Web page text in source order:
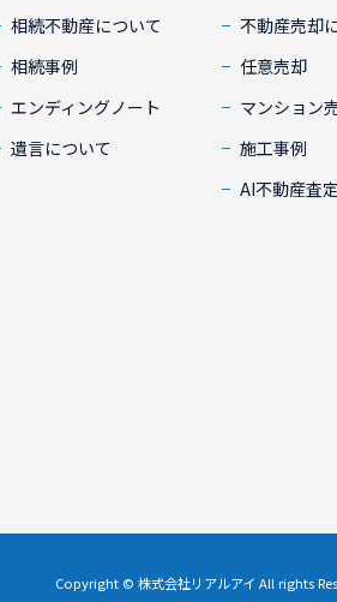
相続不動産について
相続事例
エンディングノート
遺言について
不動産売却
任意売却
マンション
施工事例
AI不動産査定
Copyright © 株式会社リアルアイ All rights